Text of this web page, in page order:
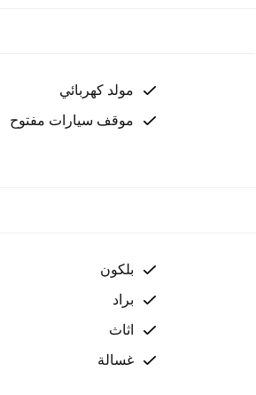
مولد كهربائي
موقف سيارات مفتوح
بلكون
براد
اثاث
غسالة